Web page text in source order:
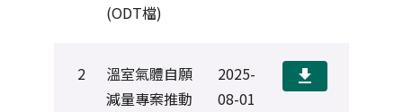
(ODT檔)
2
溫室氣體自願
減量專案推動
2025-
08-01
download